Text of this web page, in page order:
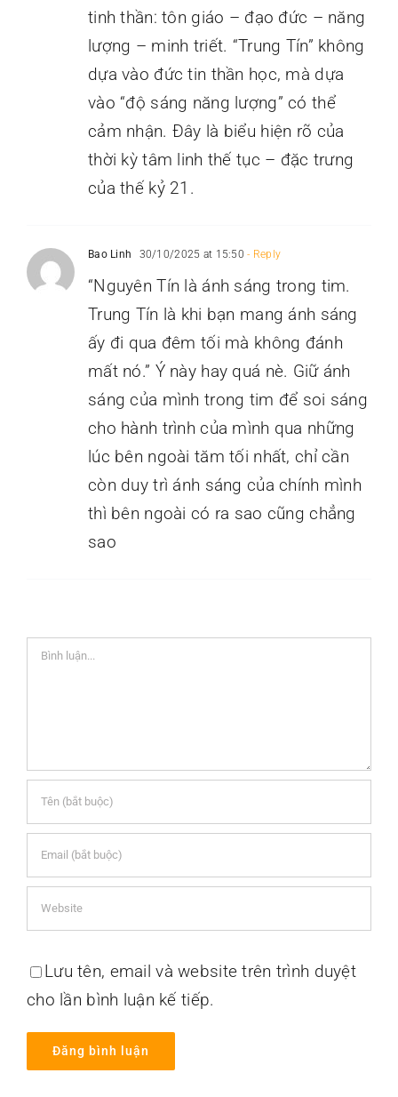
tinh thần: tôn giáo – đạo đức – năng
lượng – minh triết. “Trung Tín” không
dựa vào đức tin thần học, mà dựa
vào “độ sáng năng lượng” có thể
cảm nhận. Đây là biểu hiện rõ của
thời kỳ tâm linh thế tục – đặc trưng
của thế kỷ 21.
Bao Linh 30/10/2025 at 15:50 - Reply
“Nguyên Tín là ánh sáng trong tim.
Trung Tín là khi bạn mang ánh sáng
ấy đi qua đêm tối mà không đánh
mất nó.” Ý này hay quá nè. Giữ ánh
sáng của mình trong tim để soi sáng
cho hành trình của mình qua những
lúc bên ngoài tăm tối nhất, chỉ cần
còn duy trì ánh sáng của chính mình
thì bên ngoài có ra sao cũng chẳng
sao
Comment
Lưu tên, email và website trên trình duyệt
cho lần bình luận kế tiếp.